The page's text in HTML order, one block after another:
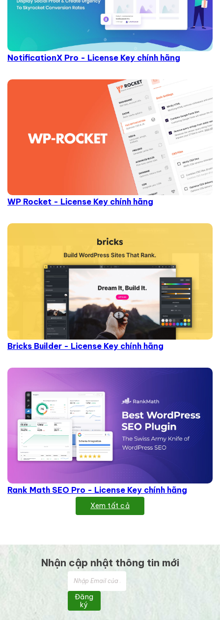
NotificationX Pro - License Key chính hãng
WP Rocket - License Key chính hãng
Bricks Builder - License Key chính hãng
Rank Math SEO Pro - License Key chính hãng
Xem tất cả
Nhận cập nhật thông tin mới
Đăng
ký